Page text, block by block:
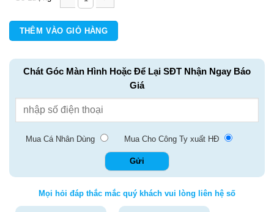
THÊM VÀO GIỎ HÀNG
Chát Góc Màn Hình Hoặc Để Lại SĐT Nhận Ngay Báo
Giá
Mua Cá Nhân Dùng Mua Cho Công Ty xuất HĐ
Mọi hỏi đáp thắc mắc quý khách vui lòng liên hệ số